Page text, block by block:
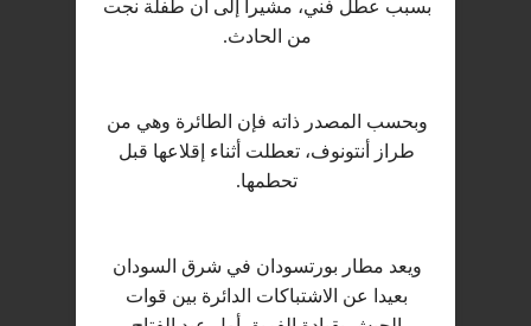
بسبب عطل فني، مشيرا إلى أن طفلة نجت
من الحادث.
وبحسب المصدر ذاته فإن الطائرة وهي من
طراز أنتونوف، تعطلت أثناء إقلاعها قبل
تحطمها.
ويعد مطار بورتسودان في شرق السودان
بعيدا عن الاشتباكات الدائرة بين قوات